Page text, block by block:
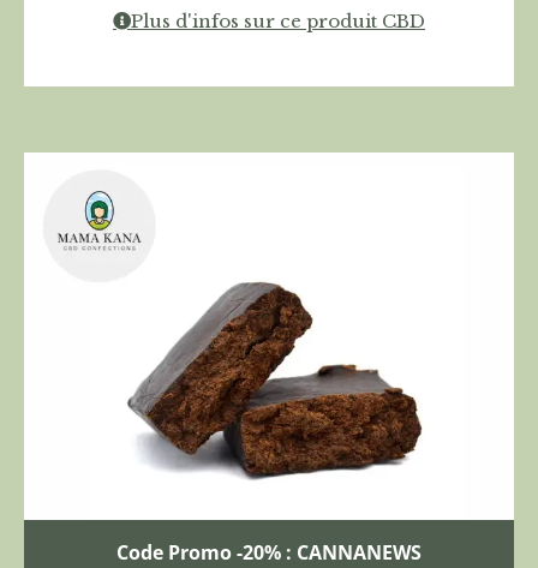
Plus d'infos sur ce produit CBD
Code Promo -20% : CANNANEWS